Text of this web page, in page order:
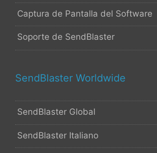
Captura de Pantalla del Software
Soporte de SendBlaster
SendBlaster Worldwide
SendBlaster Global
SendBlaster Italiano